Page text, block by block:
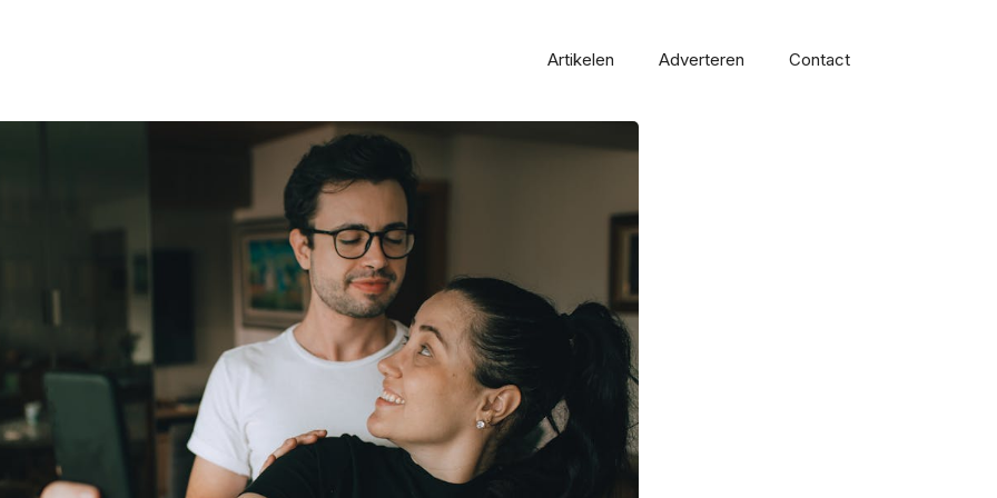
Artikelen Adverteren Contact